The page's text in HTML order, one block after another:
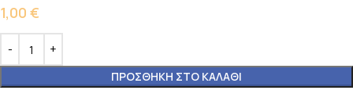
1,00 €
ΠΡΟΣΘΉΚΗ ΣΤΟ ΚΑΛΆΘΙ